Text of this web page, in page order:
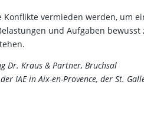
vermieden werden, um
und Aufgaben bewusst
Dr. Kraus & Partner, Bruchsal
IAE in Aix-en-Provence, der St.